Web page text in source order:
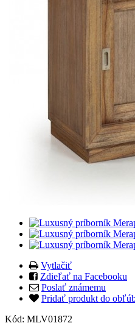
Vytlačiť
Zdieľať na Facebooku
Poslať známemu
Pridať produkt do
Kód: MLV01872